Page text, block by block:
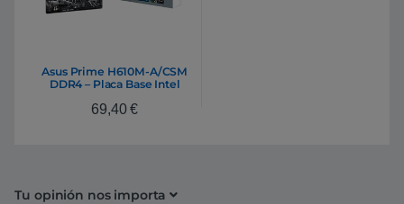
Asus Prime H610M-A/CSM
DDR4 – Placa Base Intel
69,40€
Tu opinión nos importa